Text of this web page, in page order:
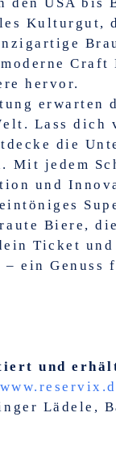
Kulturgut,
hervor.
erwarten
Lass
die
Mit jedem
und
Biere,
Ticket und
ein Genuss
und
Lädele,